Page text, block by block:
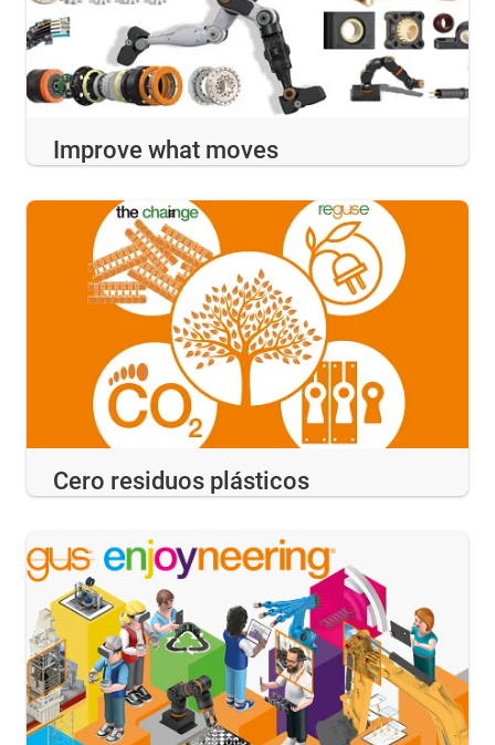
Improve what moves
Cero residuos plásticos